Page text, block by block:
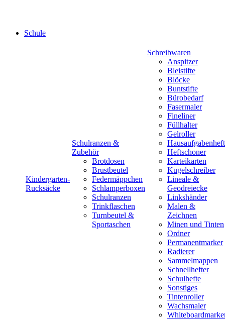
Schule
Kindergarten-
Rucksäcke
Schulranzen &
Zubehör
Brotdosen
Brustbeutel
Federmäppchen
Schlamperboxen
Schulranzen
Trinkflaschen
Turnbeutel &
Sportaschen
Schreibwaren
Anspitzer
Bleistifte
Blöcke
Buntstifte
Bürobedarf
Fasermaler
Fineliner
Füllhalter
Gelroller
Hausaufgabenheft
Heftschoner
Karteikarten
Kugelschreiber
Lineale &
Geodreiecke
Linkshänder
Malen &
Zeichnen
Minen und Tinten
Ordner
Permanentmarker
Radierer
Sammelmappen
Schnellhefter
Schulhefte
Sonstiges
Tintenroller
Wachsmaler